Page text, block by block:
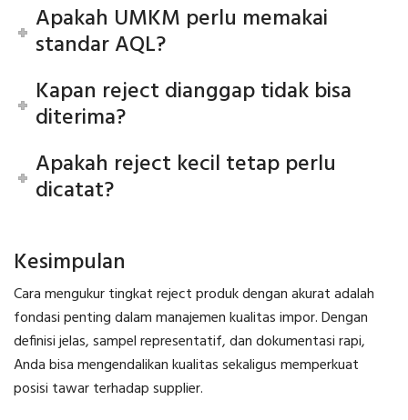
Apakah UMKM perlu memakai
standar AQL?
Kapan reject dianggap tidak bisa
diterima?
Apakah reject kecil tetap perlu
dicatat?
Kesimpulan
Cara mengukur tingkat reject produk dengan akurat adalah
fondasi penting dalam manajemen kualitas impor. Dengan
definisi jelas, sampel representatif, dan dokumentasi rapi,
Anda bisa mengendalikan kualitas sekaligus memperkuat
posisi tawar terhadap supplier.